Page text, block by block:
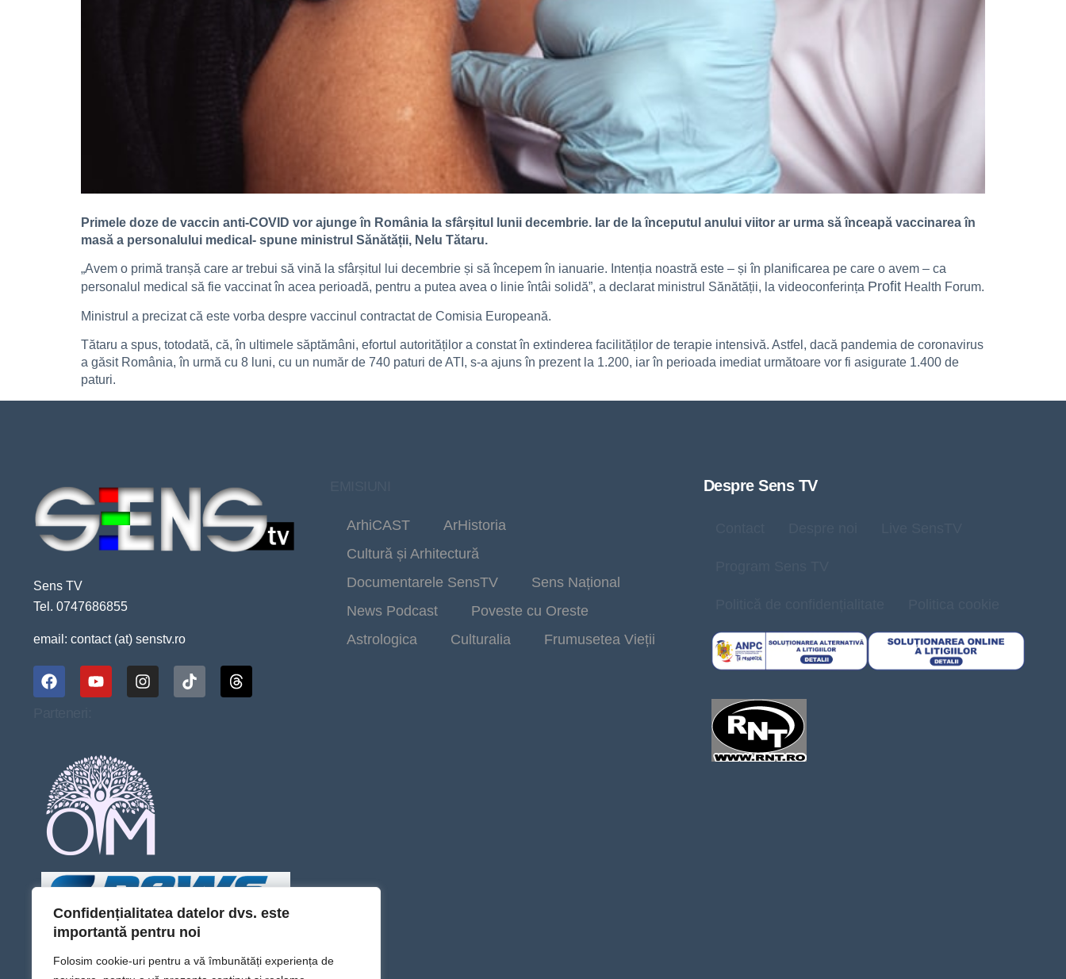
Confidențialitatea datelor dvs. este
importantă pentru noi
Folosim cookie-uri pentru a vă îmbunătăți experiența de
Primele doze de vaccin anti-COVID vor ajunge în România la sfârșitul lunii decembrie. Iar de la începutul anului viitor ar urma să înceapă vaccinarea în
masă a personalului medical- spune ministrul Sănătății, Nelu Tătaru.
„Avem o primă tranșă care ar trebui să vină la sfârșitul lui decembrie și să începem în ianuarie. Intenția noastră este – și în planificarea pe care o avem – ca
personalul medical să fie vaccinat în acea perioadă, pentru a putea avea o linie întâi solidă”, a declarat ministrul Sănătății, la videoconferința Profit Health Forum.
Ministrul a precizat că este vorba despre vaccinul contractat de Comisia Europeană.
Tătaru a spus, totodată, că, în ultimele săptămâni, efortul autorităților a constat în extinderea facilităților de terapie intensivă. Astfel, dacă pandemia de coronavirus
a găsit România, în urmă cu 8 luni, cu un număr de 740 paturi de ATI, s-a ajuns în prezent la 1.200, iar în perioada imediat următoare vor fi asigurate 1.400 de
paturi.
Sens TV
Tel. 0747686855
email: contact (at) senstv.ro
ArhiCAST
ArHistoria
Cultură și Arhitectură
Documentarele SensTV
Sens Național
News Podcast
Poveste cu Oreste
Astrologica
Culturalia Frumusetea Vieții
Despre Sens TV